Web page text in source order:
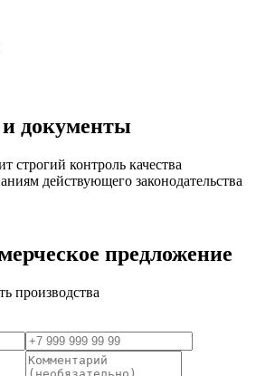
документы
строгий контроль качества
действующего законодательства
предложение
производства